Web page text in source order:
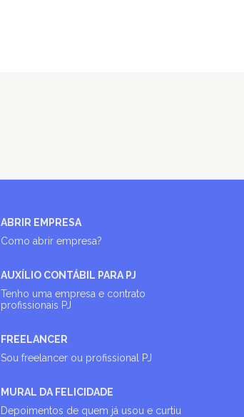
ABRIR EMPRESA
Como abrir empresa?
AUXÍLIO CONTÁBIL PARA PJ
Tenho uma empresa e contrato
profissionais PJ
FREELANCER
Sou freelancer ou profissional PJ
MURAL DA FELICIDADE
Depoimentos de quem já usou e curtiu